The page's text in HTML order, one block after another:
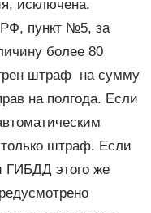
исключена.
пункт №5, за
более 80
штраф на сумму
на полгода. Если
штраф. Если
ГИБДД этого же